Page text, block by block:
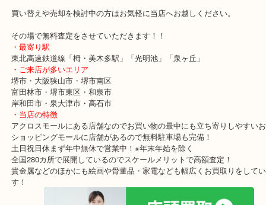
今回の販売規制は一部のモデルのみですがデイトジャストは規制対
です。
転売目的で本当に買いたい人には朗報ですね！！
買い替えや売却を検討中の方はお気軽に当店へお越しください。
その場で無料査定をさせていただきます！！
・最寄り駅
東北高速鉄道線「栂・美木多駅」「光明池」「泉ヶ丘」
・ご来店が多いエリア
堺市・大阪狭山市・堺市南区
富田林市・堺市東区・和泉市
岸和田市・泉大津市・高石市